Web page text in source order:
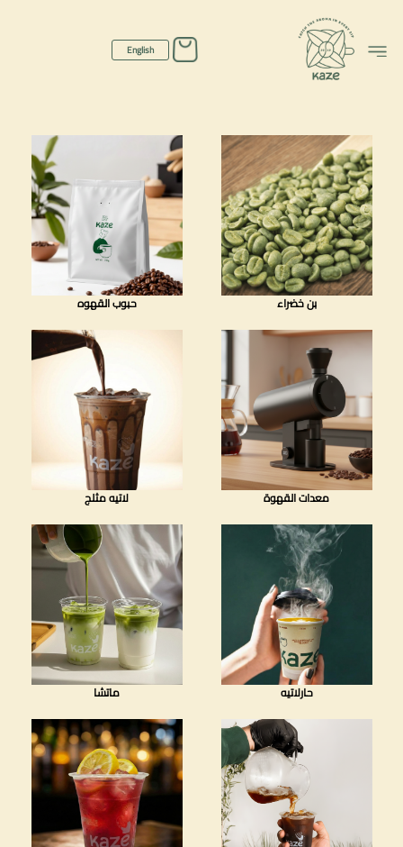
English
بن خضراء حبوب القهوه
معدات القهوة لاتيه مثلج
حارلاتيه ماتشا